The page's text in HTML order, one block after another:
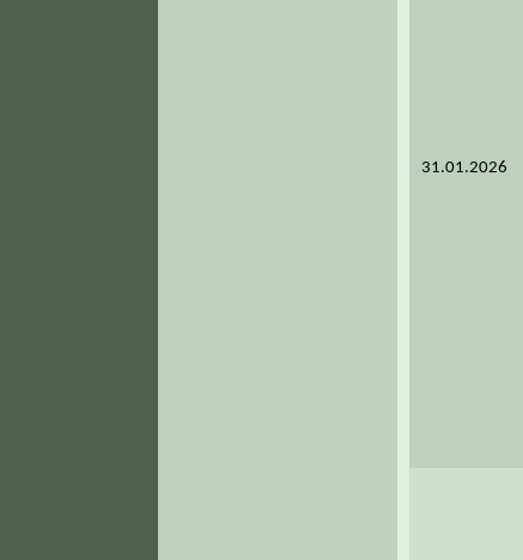
31.01.2026